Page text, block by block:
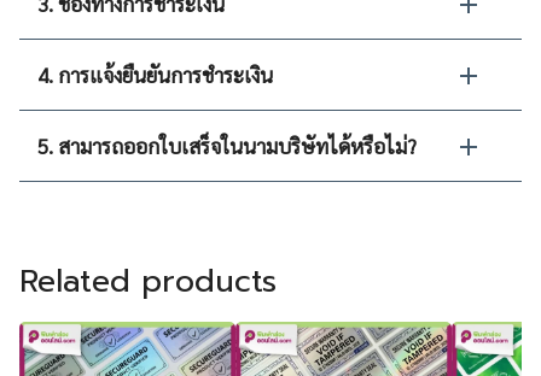
4. การแจ้งยืนยันการชำระเงิน
5. สามารถออกใบเสร็จในนามบริษัทได้หรือไม่?
Related products